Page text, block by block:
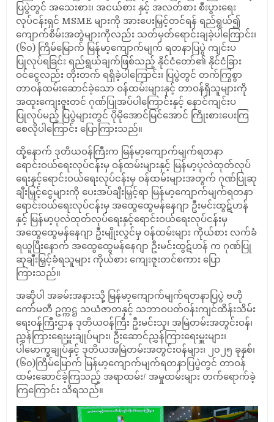
ပြပွဲတွင် အသေးစား၊ အငယ်စား နှင့် အလတ်စား စီးပွားရေး
လုပ်ငန်းရှင် MSME များကို အားပေးမြှင့်တင်ရန် ရည်ရွယ်၍
ကျောက်စိမ်းအတွဲများကိုလည်း သတ်မှတ်ရောင်းချခဲ့ပါကြောင်း၊
(၆၀) ကြိမ်မြောက် မြန်မာ့ကျောက်မျက် ရတနာပြပွဲ ကျင်းပ
ပြုလုပ်ရခြင်း ရည်ရွယ်ချက်ဖြစ်သည့် နိုင်ငံတော်၏ နိုင်ငံခြား
ဝင်ငွေလည်း တိုးတက် ရရှိခဲ့ပါကြောင်း၊ ပြပွဲတွင် တက်ကြွစွာ
တာဝန်ထမ်းဆောင်ခဲ့သော ဝန်ထမ်းများနှင့် တာဝန်ရှိသူများကို
အထူးကျေးဇူးတင် ဂုဏ်ပြုအပ်ပါကြောင်းနှင့် နောင်ကျင်းပ
ပြုလုပ်မည့် ပြပွဲများတွင် ပိုမိုအောင်မြင်အောင် ကြိုးစားပေးကြ
စေလိုပါကြောင်း ပြောကြားသည်။
ထို့နောက် ဒုတိယဝန်ကြီးက မြန်မာ့ကျောက်မျက်ရတနာ
ရောင်းဝယ်ရေးလုပ်ငန်းမှ ဝန်ထမ်းများနှင့် မြန်မာ့ပုလဲထုတ်လုပ်
ရေးနှင့်ရောင်းဝယ်ရေးလုပ်ငန်းမှ ဝန်ထမ်းများအတွက် ဂုဏ်ပြုဆု
ချီးမြှင့်ငွေများကို ပေးအပ်ချီးမြှင့်ရာ မြန်မာ့ကျောက်မျက်ရတနာ
ရောင်းဝယ်ရေးလုပ်ငန်းမှ အထွေထွေမန်နေဂျာ ဦးမင်းထွဋ်ဟန်
နှင့် မြန်မာ့ပုလဲထုတ်လုပ်ရေးနှင့်ရောင်းဝယ်ရေးလုပ်ငန်းမှ
အထွေထွေမန်နေဂျာ ဦးမျိုးလွင်မှ ဝန်ထမ်းများ ကိုယ်စား လက်ခံ
ရယူပြီးနောက် အထွေထွေမန်နေဂျာ ဦးမင်းထွဋ်ဟန် က ဂုဏ်ပြု
ဆုချီးမြှင့်ခံရသူများ ကိုယ်စား ကျေးဇူးတင်စကား ပြော
ကြားသည်။
အဆိုပါ အခမ်းအနားသို့ မြန်မာ့ကျောက်မျက်ရတနာပြပွဲ ဗဟို
ကော်မတီ ဥက္ကဋ္ဌ သယံဇာတနှင့် သဘာဝပတ်ဝန်းကျင်ထိန်းသိမ်း
ရေးဝန်ကြီးဌာန ဒုတိယဝန်ကြီး ဦးမင်းသူ၊ အမြဲတမ်းအတွင်းဝန်၊
ညွှန်ကြားရေးမှူးချုပ်များ၊ ဦးဆောင်ညွှန်ကြားရေးမှူးများ၊
ပါမောက္ခချုပ်နှင့် ဒုတိယအမြဲတမ်းအတွင်းဝန်များ၊ ၂၀၂၅ ခုနှစ်၊
(၆၀)ကြိမ်မြောက် မြန်မာ့ကျောက်မျက်ရတနာပြပွဲတွင် တာဝန်
ထမ်းဆောင်ခဲ့ကြသည့် အရာထမ်း/ အမှုထမ်းများ တက်ရောက်ခဲ့
ကြကြောင်း သိရသည်။